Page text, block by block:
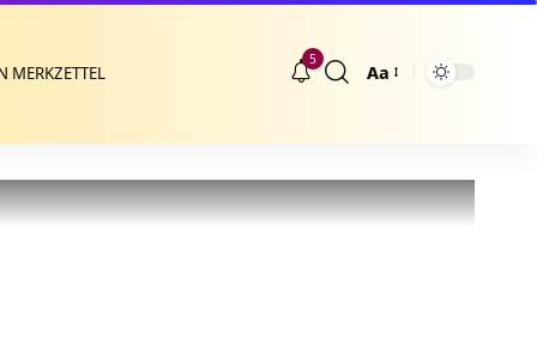
MERKZETTEL
5
Größenänderung
Aa